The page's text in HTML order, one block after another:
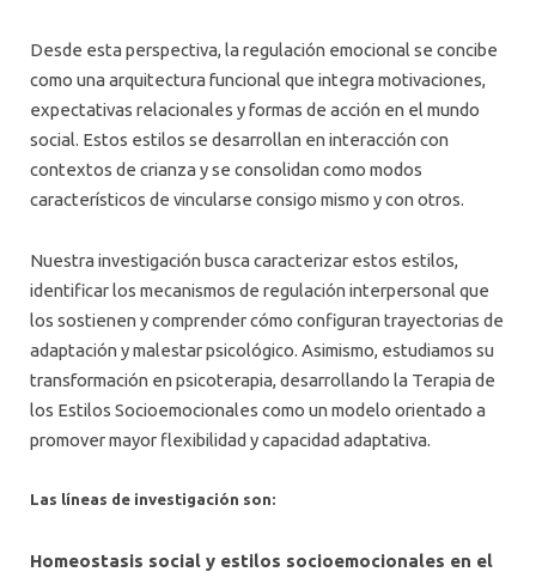
Desde esta perspectiva, la regulación emocional se concibe
como una arquitectura funcional que integra motivaciones,
expectativas relacionales y formas de acción en el mundo
social. Estos estilos se desarrollan en interacción con
contextos de crianza y se consolidan como modos
característicos de vincularse consigo mismo y con otros.
Nuestra investigación busca caracterizar estos estilos,
identificar los mecanismos de regulación interpersonal que
los sostienen y comprender cómo configuran trayectorias de
adaptación y malestar psicológico. Asimismo, estudiamos su
transformación en psicoterapia, desarrollando la Terapia de
los Estilos Socioemocionales como un modelo orientado a
promover mayor flexibilidad y capacidad adaptativa.
Las líneas de investigación son:
Homeostasis social y estilos socioemocionales en el